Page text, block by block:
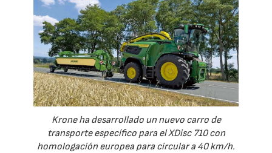
Krone ha desarrollado un nuevo carro de
transporte específico para el XDisc 710 con
homologación europea para circular a 40 km/h.